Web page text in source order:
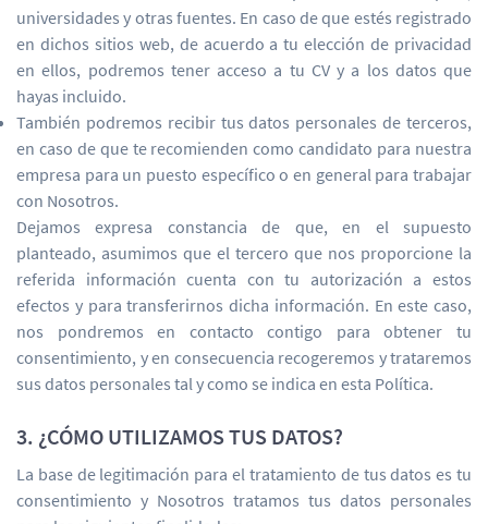
universidades y otras fuentes. En caso de que estés registrado
en dichos sitios web, de acuerdo a tu elección de privacidad
en ellos, podremos tener acceso a tu CV y a los datos que
hayas incluido.
También podremos recibir tus datos personales de terceros,
en caso de que te recomienden como candidato para nuestra
empresa para un puesto específico o en general para trabajar
con Nosotros.
Dejamos expresa constancia de que, en el supuesto
planteado, asumimos que el tercero que nos proporcione la
referida información cuenta con tu autorización a estos
efectos y para transferirnos dicha información. En este caso,
nos pondremos en contacto contigo para obtener tu
consentimiento, y en consecuencia recogeremos y trataremos
sus datos personales tal y como se indica en esta Política.
3. ¿CÓMO UTILIZAMOS TUS DATOS?
La base de legitimación para el tratamiento de tus datos es tu
consentimiento y Nosotros tratamos tus datos personales